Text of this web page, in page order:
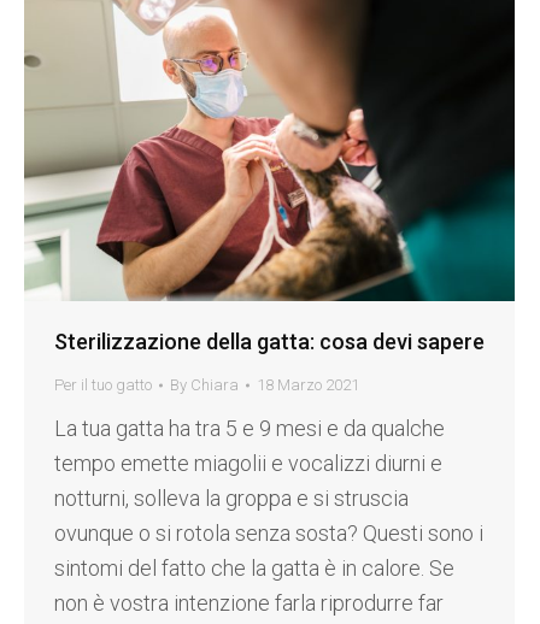
Sterilizzazione della gatta: cosa devi sapere
Per il tuo gatto By Chiara 18 Marzo 2021
La tua gatta ha tra 5 e 9 mesi e da qualche
tempo emette miagolii e vocalizzi diurni e
notturni, solleva la groppa e si struscia
ovunque o si rotola senza sosta? Questi sono i
sintomi del fatto che la gatta è in calore. Se
non è vostra intenzione farla riprodurre far